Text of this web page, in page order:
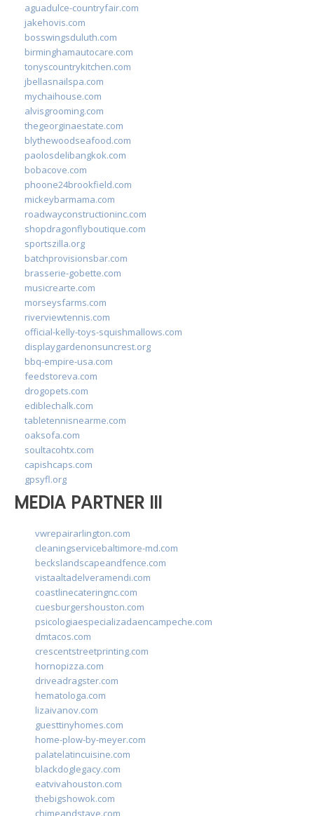
aguadulce-countryfair.com
jakehovis.com
bosswingsduluth.com
birminghamautocare.com
tonyscountrykitchen.com
jbellasnailspa.com
mychaihouse.com
alvisgrooming.com
thegeorginaestate.com
blythewoodseafood.com
paolosdelibangkok.com
bobacove.com
phoone24brookfield.com
mickeybarmama.com
roadwayconstructioninc.com
shopdragonflyboutique.com
sportszilla.org
batchprovisionsbar.com
brasserie-gobette.com
musicrearte.com
morseysfarms.com
riverviewtennis.com
official-kelly-toys-squishmallows.com
displaygardenonsuncrest.org
bbq-empire-usa.com
feedstoreva.com
drogopets.com
ediblechalk.com
tabletennisnearme.com
oaksofa.com
soultacohtx.com
capishcaps.com
gpsyfl.org
MEDIA PARTNER III
vwrepairarlington.com
cleaningservicebaltimore-md.com
beckslandscapeandfence.com
vistaaltadelveramendi.com
coastlinecateringnc.com
cuesburgershouston.com
psicologiaespecializadaencampeche.com
dmtacos.com
crescentstreetprinting.com
hornopizza.com
driveadragster.com
hematologa.com
lizaivanov.com
guesttinyhomes.com
home-plow-by-meyer.com
palatelatincuisine.com
blackdoglegacy.com
eatvivahouston.com
thebigshowok.com
chimeandstave.com